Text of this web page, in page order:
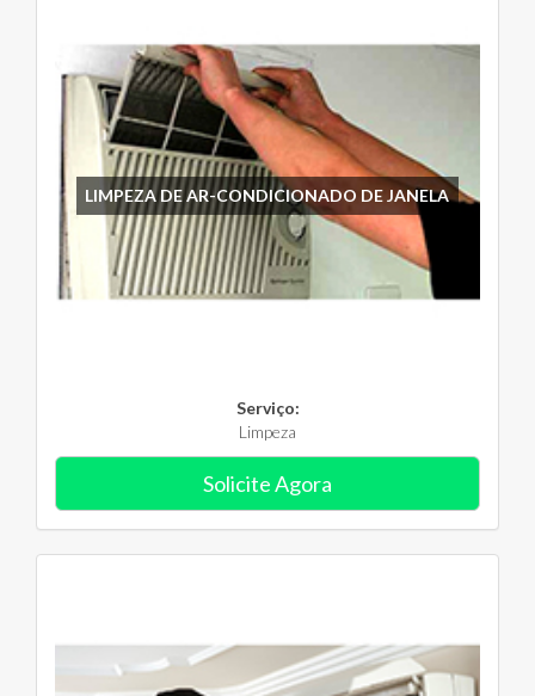
LIMPEZA DE AR-CONDICIONADO DE JANELA
Serviço:
Limpeza
Solicite Agora